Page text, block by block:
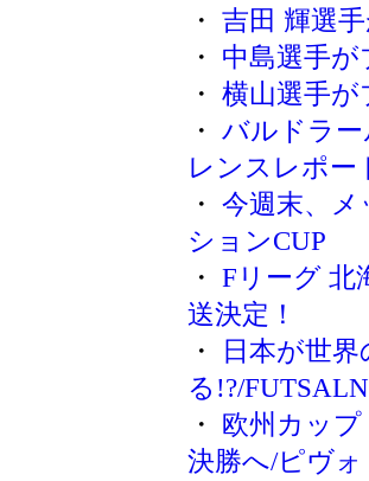
・ 吉田 輝選
・ 中島選手
・ 横山選手
・ バルドラ
レンスレポー
・ 今週末、メ
ションCUP
・ Fリーグ 北
送決定！
・
日本が世
る!?/
・ 欧州カッ
決勝へ/ピヴォ